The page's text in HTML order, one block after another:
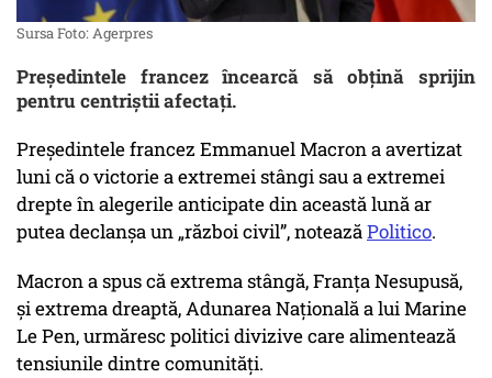
Sursa Foto: Agerpres
Președintele francez încearcă să obțină sprijin
pentru centriștii afectați.
Președintele francez Emmanuel Macron a avertizat
luni că o victorie a extremei stângi sau a extremei
drepte în alegerile anticipate din această lună ar
putea declanșa un „război civil”, noteazăPolitico.
Macron a spus că extrema stângă, Franța Nesupusă,
și extrema dreaptă, Adunarea Națională a lui Marine
Le Pen, urmăresc politici divizive care alimentează
tensiunile dintre comunități.